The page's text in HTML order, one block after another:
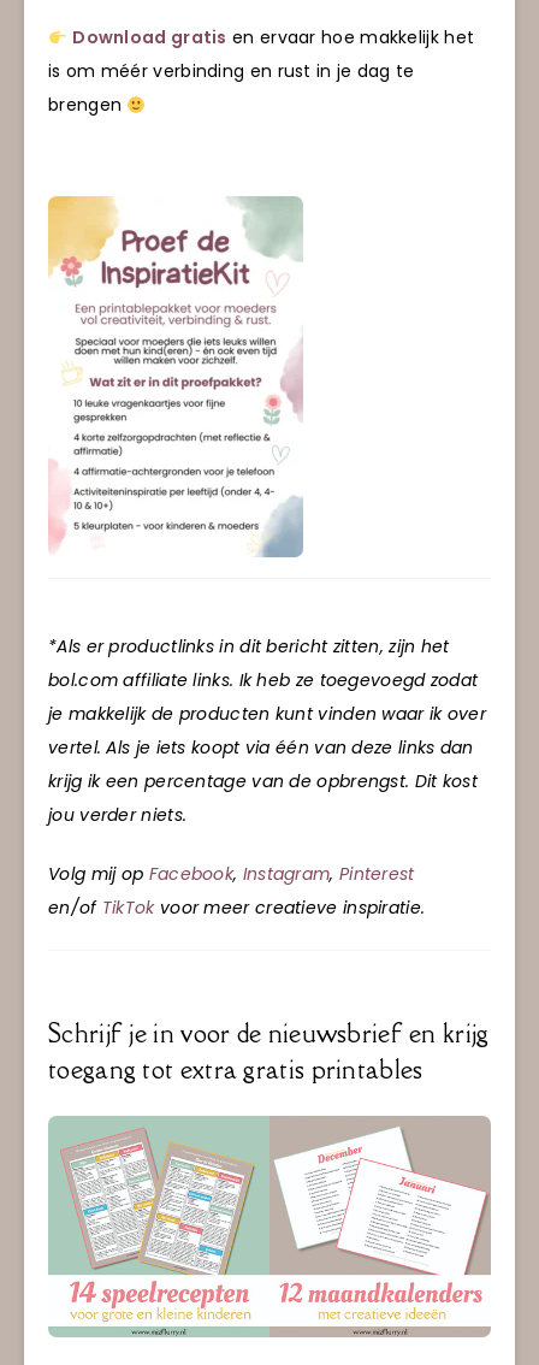
Download gratis en ervaar hoe makkelijk het
is om méér verbinding en rust in je dag te
brengen
*Als er productlinks in dit bericht zitten, zijn het
bol.com affiliate links. Ik heb ze toegevoegd zodat
je makkelijk de producten kunt vinden waar ik over
vertel. Als je iets koopt via één van deze links dan
krijg ik een percentage van de opbrengst. Dit kost
jou verder niets.
Volg mij op Facebook, Instagram, Pinterest
en/of TikTokvoor meer creatieve inspiratie.
Schrijf je in voor de nieuwsbrief en krijg
toegang tot extra gratis printables